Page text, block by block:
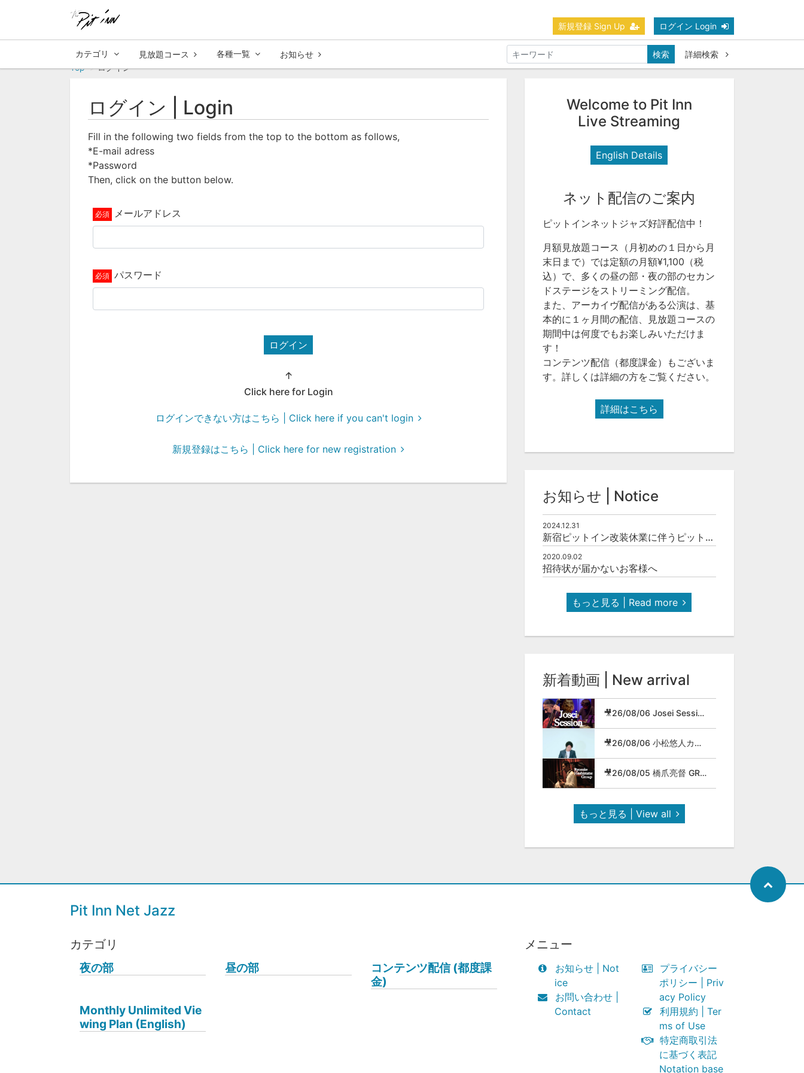
新規登録 Sign Up ログイン Login
カテゴリ 見放題コース 各種一覧 お知らせ 検索
詳細検索
Top
ログイン
ログイン | Login
Fill in the following two fields from the top to the bottom as follows,
*E-mail adress
*Password
Then, click on the button below.
メールアドレス
パスワード
ログイン
↑
Click here for Login
ログインできない方はこちら | Click here if you can't login
新規登録はこちら | Click here for new registration
Welcome to Pit Inn
Live Streaming
English Details
ネット配信のご案内
ピットインネットジャズ好評配信中！
月額見放題コース（月初めの１日から月
末日まで）では定額の月額¥1,100（税
込）で、多くの昼の部・夜の部のセカン
ドステージをストリーミング配信。
また、アーカイヴ配信がある公演は、基
本的に１ヶ月間の配信、見放題コースの
期間中は何度でもお楽しみいただけま
す！
コンテンツ配信（都度課金）もございま
す。詳しくは詳細の方をご覧ください。
詳細はこちら
お知らせ | Notice
2024.12.31
新宿ピットイン改装休業に伴うピットインネットジャズのご案内
2020.09.02
招待状が届かないお客様へ
もっと見る | Read more
新着動画 | New arrival
🎥26/08/06 Josei Session
🎥26/08/06 小松悠人カルテット
🎥26/08/05 橋爪亮督 GROUP
もっと見る | View all
Pit Inn Net Jazz
カテゴリ
夜の部
昼の部
コンテンツ配信 (都度課
金)
Monthly Unlimited Vie
wing Plan (English)
メニュー
お知らせ | Not
ice
お問い合わせ |
Contact
プライバシー
ポリシー | Priv
acy Policy
利用規約 | Ter
ms of Use
特定商取引法
に基づく表記
Notation base